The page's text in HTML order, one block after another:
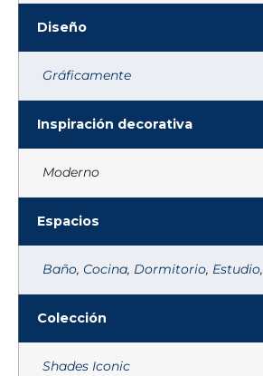
Diseño
Gráficamente
Inspiración decorativa
Moderno
Espacios
Baño, Cocina, Dormitorio, Estudio,
Colección
Shades Iconic